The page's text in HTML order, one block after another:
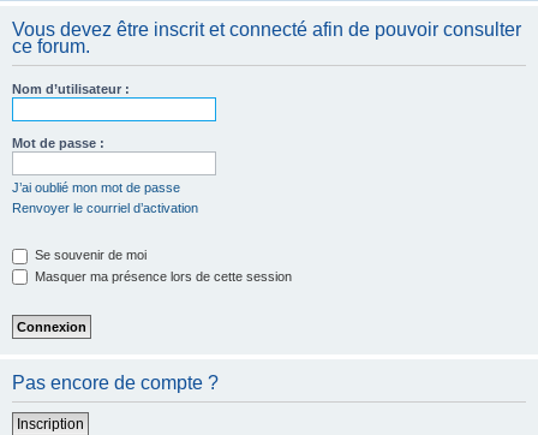
Vous devez être inscrit et connecté afin de pouvoir consulter
ce forum.
Nom d’utilisateur :
Mot de passe :
J’ai oublié mon mot de passe
Renvoyer le courriel d’activation
Se souvenir de moi
Masquer ma présence lors de cette session
Pas encore de compte ?
Inscription